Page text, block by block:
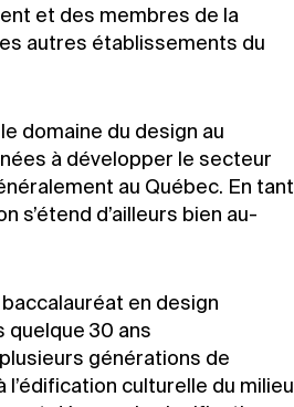
et des membres de la
autres établissements du
domaine du design au
à développer le secteur
au Québec. En tant
s’étend d’ailleurs bien au-
en design
quelque 30 ans
générations de
culturelle du milieu